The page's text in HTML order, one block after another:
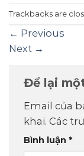
Trackbacks are
← Previous
Next →
Để lại
Email của
khai. Các
Bình luận *